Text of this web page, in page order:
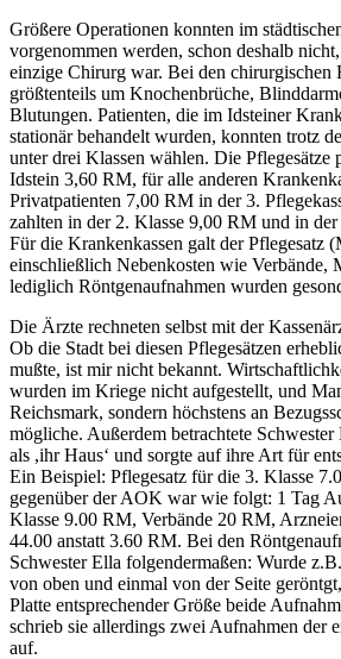
Größere Operationen konnten im
vorgenommen werden, schon deshalb
einzige Chirurg war. Bei den chirurgischen
größtenteils um Knochenbrüche,
Blutungen. Patienten, die im Idsteiner
stationär behandelt wurden, konnten trotz
unter drei Klassen wählen. Die
Idstein 3,60 RM, für alle anderen
Privatpatienten 7,00 RM in der 3.
zahlten in der 2. Klasse 9,00 RM und in
Für die Krankenkassen galt der Pflegesatz
einschließlich Nebenkosten wie Verbände,
lediglich Röntgenaufnahmen wurden
Die Ärzte rechneten selbst mit der
Ob die Stadt bei diesen Pflegesätzen
mußte, ist mir nicht bekannt.
wurden im Kriege nicht aufgestellt, und
Reichsmark, sondern höchstens an
mögliche. Außerdem betrachtete
als ,ihr Haus‘ und sorgte auf ihre Art für
Ein Beispiel: Pflegesatz für die 3. Klasse
gegenüber der AOK war wie folgt: 1 Tag
Klasse 9.00 RM, Verbände 20 RM,
44.00 anstatt 3.60 RM. Bei den
Schwester Ella folgendermaßen: Wurde
von oben und einmal von der Seite
Platte entsprechender Größe beide
schrieb sie allerdings zwei Aufnahmen der
auf.